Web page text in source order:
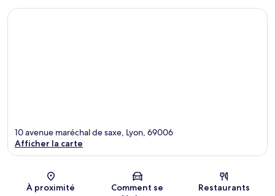
Carte
10 avenue maréchal de saxe, Lyon, 69006
Afficher la carte
À proximité
Comment se
Restaurants